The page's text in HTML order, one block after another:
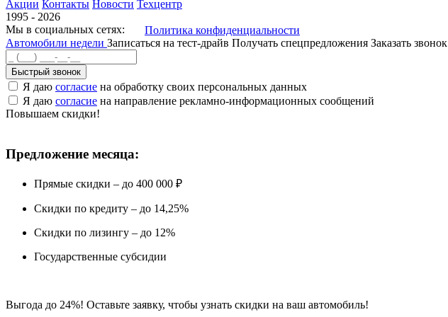
Акции Контакты Новости Техцентр
1995 - 2026
Мы в социальных сетях:
Политика конфиденциальности
Автомобили недели Записаться на тест-драйв Получать спецпредложения Заказать звонок
Быстрый звонок
Я даю согласие на обработку своих персональных данных
Я даю согласие на направление рекламно-информационных сообщений
Повышаем скидки!
Предложение месяца:
Прямые скидки – до 400 000 ₽
Скидки по кредиту – до 14,25%
Скидки по лизингу – до 12%
Государственные субсидии
Выгода до 24%! Оставьте заявку, чтобы узнать скидки на ваш автомобиль!